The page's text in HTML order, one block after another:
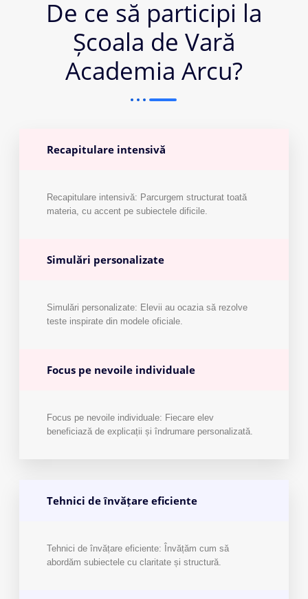
De ce să participi la
Școala de Vară
Academia Arcu?
Recapitulare intensivă
Recapitulare intensivă: Parcurgem structurat toată
materia, cu accent pe subiectele dificile.
Simulări personalizate
Simulări personalizate: Elevii au ocazia să rezolve
teste inspirate din modele oficiale.
Focus pe nevoile individuale
Focus pe nevoile individuale: Fiecare elev
beneficiază de explicații și îndrumare personalizată.
Tehnici de învățare eficiente
Tehnici de învățare eficiente: Învățăm cum să
abordăm subiectele cu claritate și structură.